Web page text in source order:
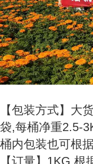
【包装方式】大
袋,每桶净重2.5-
桶内包装也可根
【订量】1KG,